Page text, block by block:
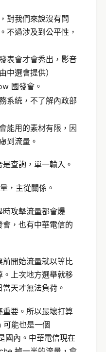
對我們來說沒有問
不過涉及到公平性，
表會才會秀出，影音
中選會提供）
國發會。
系統，不了解內政部
能用的素材有限，因
到流量。
查詢，單一輸入。
，主從關係。
攻擊流量都會爆
，也有中華電信的
開始流量就以等比
上次地方選舉就移
天才無法負荷。
要。所以最壞打算
能也是一個
國內。中華電信現在